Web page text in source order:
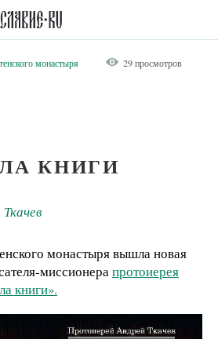
монастыря 29 просмотров
КНИГИ
монастыря вышла новая
миссионерапротоиерея
книги».